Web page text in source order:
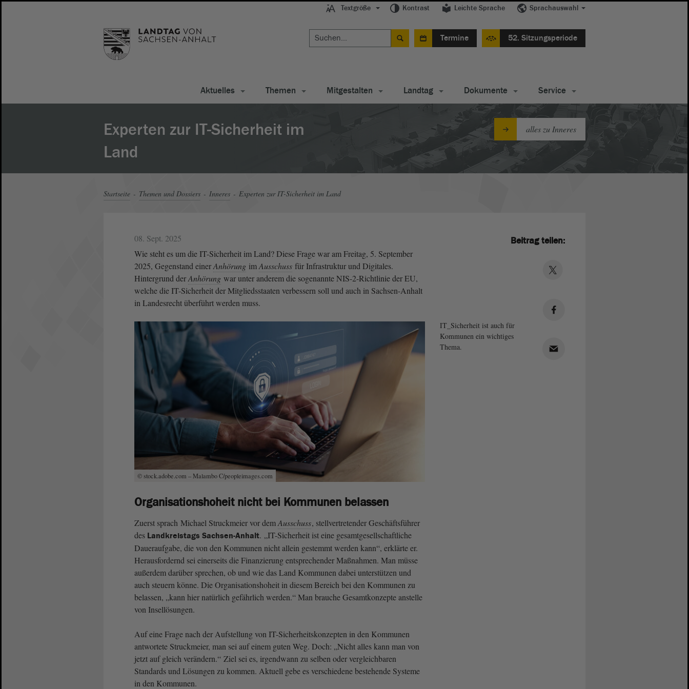
Textgröße Kontrast Leichte Sprache Sprachauswahl
Termine 52. Sitzungsperiode
Aktuelles Themen Mitgestalten Landtag Dokumente Service
Experten zur IT-Sicherheit im
Land
alles zu Inneres
Startseite Themen und Dossiers Inneres Experten zur IT-Sicherheit im Land
08. Sept. 2025
Wie steht es um die IT-Sicherheit im Land? Diese Frage war am Freitag, 5. September
2025, Gegenstand einerAnhörung imAusschuss für Infrastruktur und Digitales.
Hintergrund derAnhörung war unter anderem die sogenannte NIS-2-Richtlinie der EU,
welche die IT-Sicherheit der Mitgliedsstaaten verbessern soll und auch in Sachsen-Anhalt
in Landesrecht überführt werden muss.
© stock.adobe.com – Malambo C/peopleimages.com
IT_Sicherheit ist auch für
Kommunen ein wichtiges
Thema.
Organisationshoheit nicht bei Kommunen belassen
Zuerst sprach Michael Struckmeier vor demAusschuss, stellvertretender Geschäftsführer
des Landkreistags Sachsen-Anhalt. „IT-Sicherheit ist eine gesamtgesellschaftliche
Daueraufgabe, die von den Kommunen nicht allein gestemmt werden kann“, erklärte er.
Herausfordernd sei einerseits die Finanzierung entsprechender Maßnahmen. Man müsse
außerdem darüber sprechen, ob und wie das Land Kommunen dabei unterstützen und
auch steuern könne. Die Organisationshoheit in diesem Bereich bei den Kommunen zu
belassen, „kann hier natürlich gefährlich werden.“ Man brauche Gesamtkonzepte anstelle
von Insellösungen.
Auf eine Frage nach der Aufstellung von IT-Sicherheitskonzepten in den Kommunen
antwortete Struckmeier, man sei auf einem guten Weg. Doch: „Nicht alles kann man von
jetzt auf gleich verändern.“ Ziel sei es, irgendwann zu selben oder vergleichbaren
Standards und Lösungen zu kommen. Aktuell gebe es verschiedene bestehende Systeme
in den Kommunen.
Beitrag teilen: